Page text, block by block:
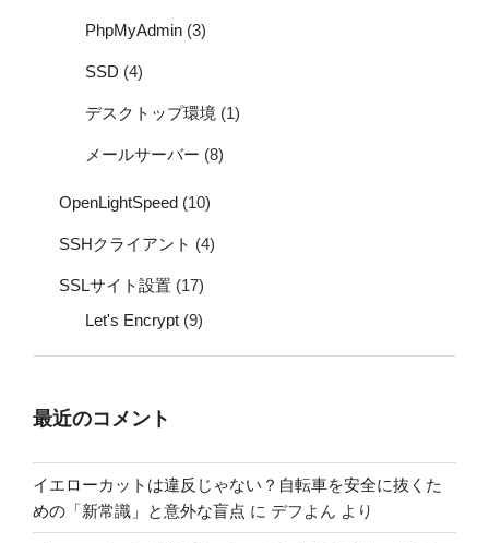
PhpMyAdmin (3)
SSD (4)
デスクトップ環境 (1)
メールサーバー (8)
OpenLightSpeed (10)
SSHクライアント (4)
SSLサイト設置 (17)
Let's Encrypt (9)
最近のコメント
イエローカットは違反じゃない？自転車を安全に抜くた
めの「新常識」と意外な盲点 に デフよん より